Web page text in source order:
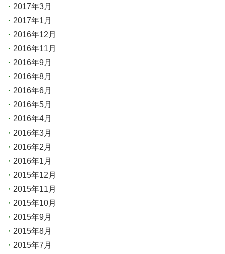
2017年3月
2017年1月
2016年12月
2016年11月
2016年9月
2016年8月
2016年6月
2016年5月
2016年4月
2016年3月
2016年2月
2016年1月
2015年12月
2015年11月
2015年10月
2015年9月
2015年8月
2015年7月